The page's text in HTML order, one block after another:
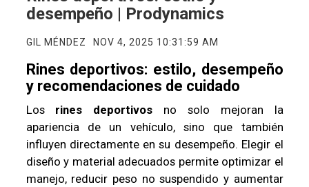
desempeño | Prodynamics
GIL MÉNDEZ NOV 4, 2025 10:31:59 AM
Rines deportivos: estilo, desempeño
y recomendaciones de cuidado
Los rines deportivos no solo mejoran la
apariencia de un vehículo, sino que también
influyen directamente en su desempeño. Elegir el
diseño y material adecuados permite optimizar el
manejo, reducir peso no suspendido y aumentar